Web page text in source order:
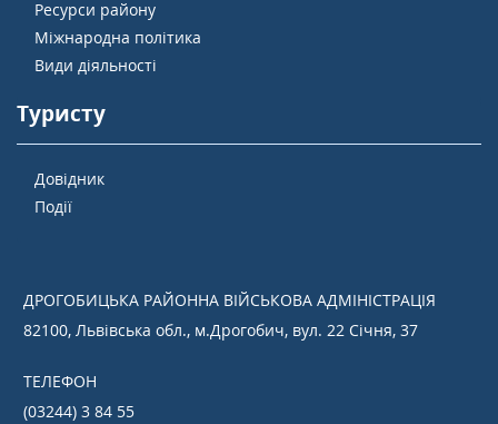
Ресурси району
Міжнародна політика
Види діяльності
Туристу
Довідник
Події
ДРОГОБИЦЬКА РАЙОННА ВІЙСЬКОВА АДМІНІСТРАЦІЯ
82100, Львівська обл., м.Дрогобич, вул. 22 Січня, 37
ТЕЛЕФОН
(03244) 3 84 55